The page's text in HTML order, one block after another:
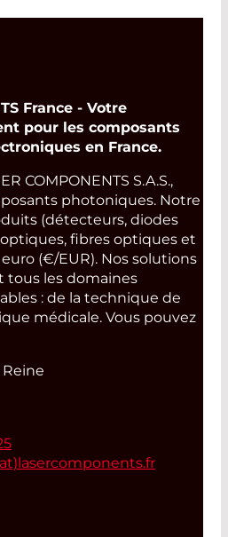
France - Votre
pour les composants
en France.
COMPONENTS S.A.S.,
photoniques. Notre
(détecteurs, diodes
optiques, fibres optiques et
(€/EUR). Nos solutions
tous les domaines
: de la technique de
médicale. Vous pouvez
Reine
lasercomponents.fr